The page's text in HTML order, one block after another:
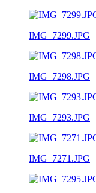
IMG_7299.JPG
IMG_7298.JPG
IMG_7293.JPG
IMG_7271.JPG